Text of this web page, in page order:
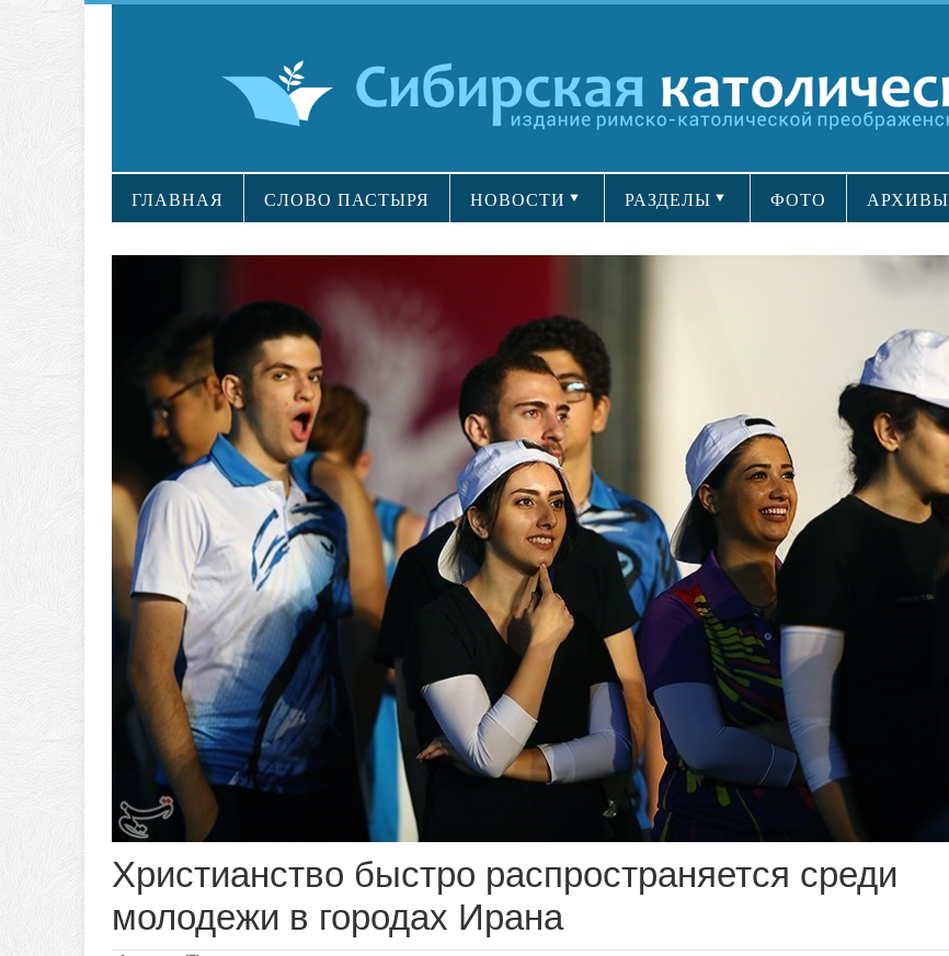
ГЛАВНАЯ СЛОВО ПАСТЫРЯ НОВОСТИ РАЗДЕЛЫ ФОТО АРХИВЫ
Христианство быстро распространяется среди
молодежи в городах Ирана